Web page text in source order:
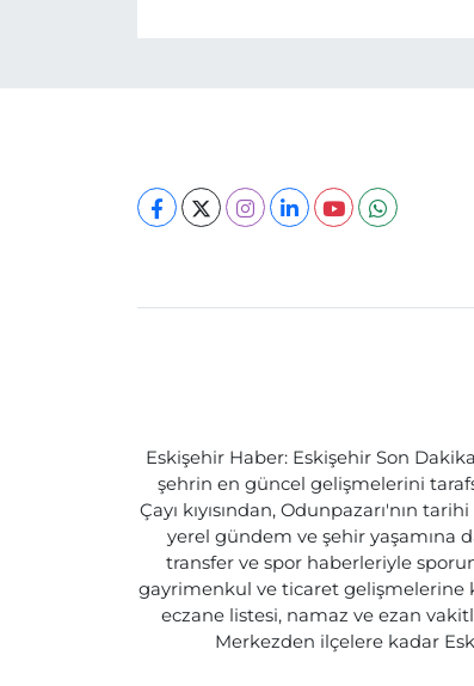
Eskişehir Haber: Eskişehir Son
şehrin en güncel gelişmelerini
Çayı kıyısından, Odunpazarı'nın
yerel gündem ve şehir yaşamına
transfer ve spor haberleriyle
gayrimenkul ve ticaret gelişmelerine
eczane listesi, namaz ve ezan
Merkezden ilçelere kadar